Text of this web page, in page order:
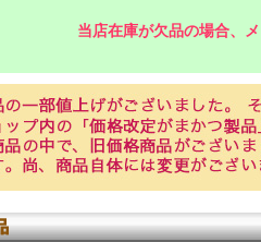
当店在庫が欠品の場合、